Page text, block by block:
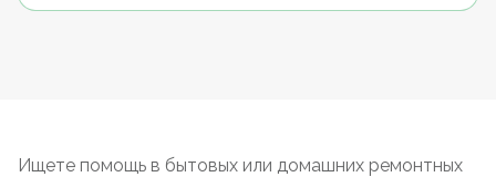
Ищете помощь в бытовых или домашних ремонтных